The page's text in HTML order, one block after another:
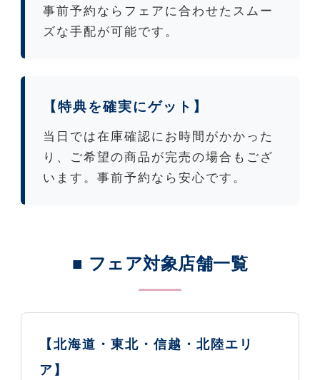
事前予約ならフェアに合わせたスムー
ズな手配が可能です。
【特典を確実にゲット】
当日では在庫確認にお時間がかかった
り、ご希望の商品が完売の場合もござ
います。事前予約なら安心です。
■ フェア対象店舗一覧
【北海道・東北・信越・北陸エリ
ア】